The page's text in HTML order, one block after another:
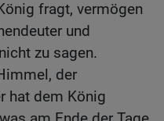
fragt, vermögen
und
zu sagen.
der
hat dem König